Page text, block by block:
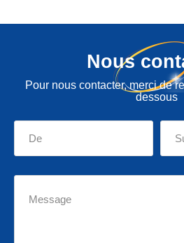
Nous
Pour nous contacter, merci de
dessous